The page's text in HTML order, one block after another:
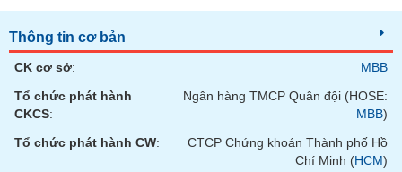
Thông tin cơ bản
CK cơ sở:
MBB
Tổ chức phát hành
CKCS:
Ngân hàng TMCP Quân đội (HOSE:
MBB)
Tổ chức phát hành CW:
CTCP Chứng khoán Thành phố Hồ
Chí Minh (HCM)
Lãnh
(-)
Tất cả Người nội bộ Cổ đông lớn